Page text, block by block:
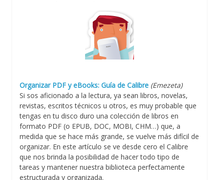
Organizar PDF y eBooks: Guía de Calibre (Emezeta)
Si sos aficionado a la lectura, ya sean libros, novelas,
revistas, escritos técnicos u otros, es muy probable que
tengas en tu disco duro una colección de libros en
formato PDF (o EPUB, DOC, MOBI, CHM…) que, a
medida que se hace más grande, se vuelve más difícil de
organizar. En este artículo se ve desde cero el Calibre
que nos brinda la posibilidad de hacer todo tipo de
tareas y mantener nuestra biblioteca perfectamente
estructurada y organizada.